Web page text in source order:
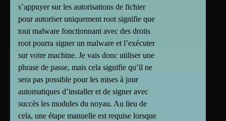
s’appuyer sur les autorisations de fichier
pour autoriser uniquement root signifie que
tout malware fonctionnant avec des droits
root pourra signer un malware et l’exécuter
sur votre machine. Je vais donc utiliser une
phrase de passe, mais cela signifie qu’il ne
sera pas possible pour les mises à jour
automatiques d’installer et de signer avec
succès les modules du noyau. Au lieu de
cela, une étape manuelle est requise lorsque